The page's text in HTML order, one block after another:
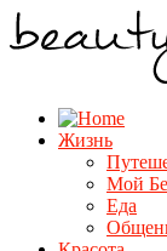
Жизнь
Мой
Еда